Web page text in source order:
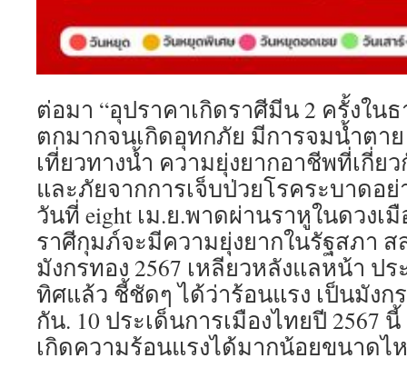
ต่อมา “อุปราคาเกิดราศีมีน 2 ครั้งใน
ตกมากจนเกิดอุทกภัย มีการจมน้ำตา
เที่ยวทางน้ำ ความยุ่งยากอาชีพที่เกี่ย
และภัยจากการเจ็บป่วยโรคระบาดอ
วันที่ eight เม.ย.พาดผ่านราหูในดวงเ
ราศีกุมภ์จะมีความยุ่งยากในรัฐสภา ส
มังกรทอง 2567 เหลียวหลังแลหน้า ป
ทิศแล้ว ชี้ชัดๆ ได้ว่าร้อนแรง เป็นมังก
กัน. 10 ประเด็นการเมืองไทยปี 2567
เกิดความร้อนแรงได้มากน้อยขนาด